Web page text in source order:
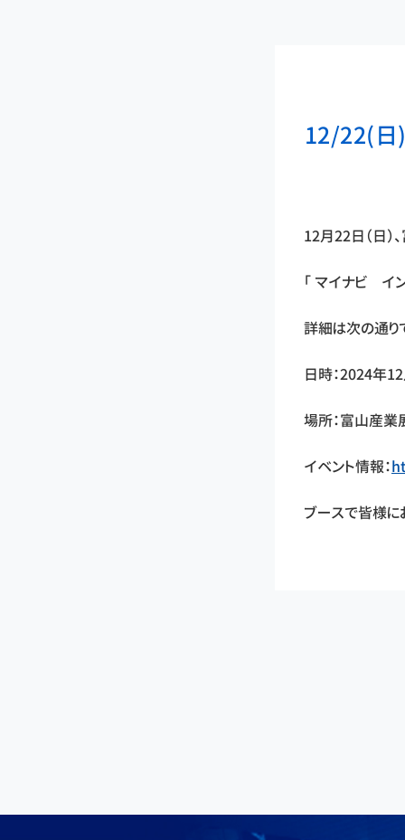
12/22(日)
12月22日（日）
「 マイナビ イ
詳細は次の通り
日時：2024年
場所：富山産業
イベント情報：
ブースで皆様に